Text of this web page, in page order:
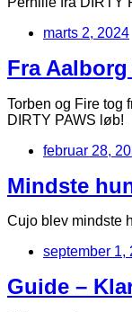
marts 2, 2024
Fra
Torben og Fire tog
DIRTY PAWS løb!
februar 28,
Mindste
Cujo blev mindste
september 1,
Guide –